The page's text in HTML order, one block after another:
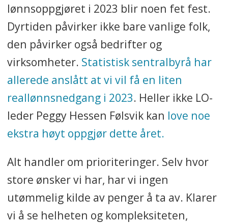
lønnsoppgjøret i 2023 blir noen fet fest.
Dyrtiden påvirker ikke bare vanlige folk,
den påvirker også bedrifter og
virksomheter. Statistisk sentralbyrå har
allerede anslått at vi vil få en liten
reallønnsnedgang i 2023. Heller ikke LO-
leder Peggy Hessen Følsvik kan love noe
ekstra høyt oppgjør dette året.
Alt handler om prioriteringer. Selv hvor
store ønsker vi har, har vi ingen
utømmelig kilde av penger å ta av. Klarer
vi å se helheten og kompleksiteten,